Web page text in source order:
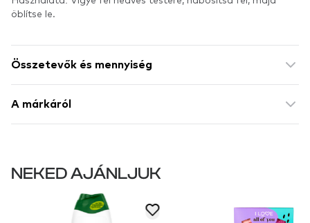
öblítse le.
Összetevők és mennyiség
A márkáról
NEKED AJÁNLJUK